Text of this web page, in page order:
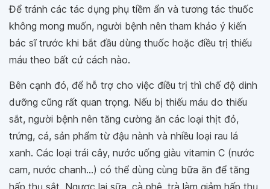
Để tránh các tác dụng phụ tiềm ẩn và tương tác thuốc
không mong muốn, người bệnh nên tham khảo ý kiến
bác sĩ trước khi bắt đầu dùng thuốc hoặc điều trị thiếu
máu theo bất cứ cách nào.
Bên cạnh đó, để hỗ trợ cho việc điều trị thì chế độ dinh
dưỡng cũng rất quan trọng. Nếu bị thiếu máu do thiếu
sắt, người bệnh nên tăng cường ăn các loại thịt đỏ,
trứng, cá, sản phẩm từ đậu nành và nhiều loại rau lá
xanh. Các loại trái cây, nước uống giàu vitamin C (nước
cam, nước chanh...) có thể dùng cùng bữa ăn để tăng
hấp thụ sắt. Ngược lại sữa, cà phê, trà làm giảm hấp thụ